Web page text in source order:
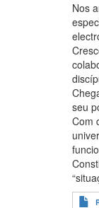
Nos
seu
Com